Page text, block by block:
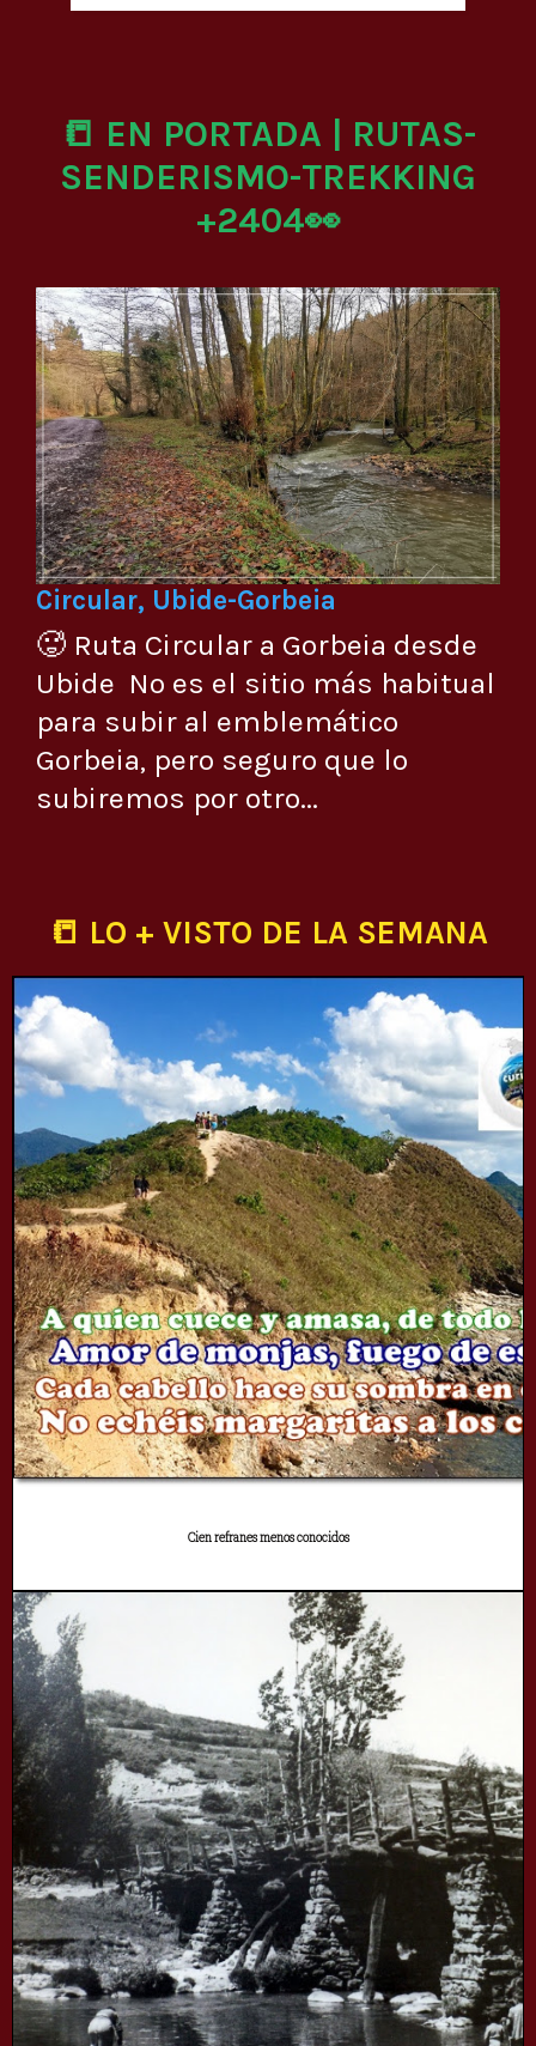
📒 EN PORTADA | RUTAS-
SENDERISMO-TREKKING
+2404👀
Circular, Ubide-Gorbeia
🥵 Ruta Circular a Gorbeia desde
Ubide No es el sitio más habitual
para subir al emblemático
Gorbeia, pero seguro que lo
subiremos por otro...
📒 LO + VISTO DE LA SEMANA
Cien refranes menos conocidos